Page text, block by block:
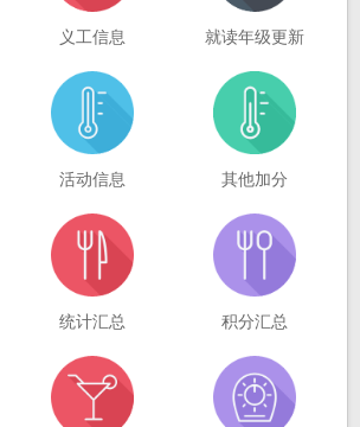
义工信息 就读年级更新
活动信息 其他加分
统计汇总 积分汇总